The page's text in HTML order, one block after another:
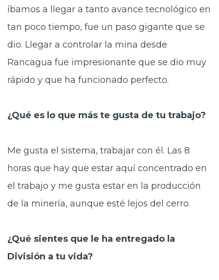
íbamos a llegar a tanto avance tecnológico en
tan poco tiempo, fue un paso gigante que se
dio. Llegar a controlar la mina desde
Rancagua fue impresionante que se dio muy
rápido y que ha funcionado perfecto.
¿Qué es lo que más te gusta de tu trabajo?
Me gusta el sistema, trabajar con él. Las 8
horas que hay que estar aquí concentrado en
el trabajo y me gusta estar en la producción
de la minería, aunque esté lejos del cerro.
¿Qué sientes que le ha entregado la
División a tu vida?